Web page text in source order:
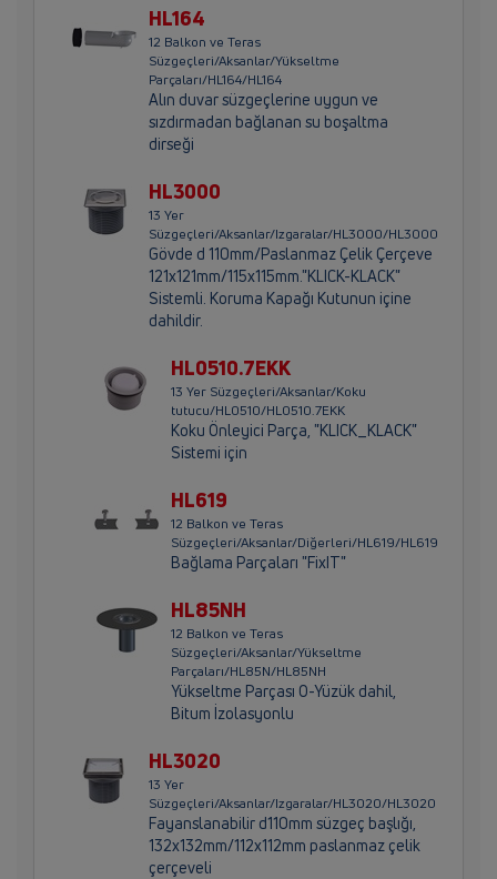
HL164
12 Balkon ve Teras
Süzgeçleri/Aksanlar/Yükseltme
Parçaları/HL164/HL164
Alın duvar süzgeçlerine uygun ve
sızdırmadan bağlanan su boşaltma
dirseği
HL3000
13 Yer
Süzgeçleri/Aksanlar/Izgaralar/HL3000/HL3000
Gövde d 110mm/Paslanmaz Çelik Çerçeve
121x121mm/115x115mm."KLICK-KLACK"
Sistemli. Koruma Kapağı Kutunun içine
dahildir.
HL0510.7EKK
13 Yer Süzgeçleri/Aksanlar/Koku
tutucu/HL0510/HL0510.7EKK
Koku Önleyici Parça, "KLICK_KLACK"
Sistemi için
HL619
12 Balkon ve Teras
Süzgeçleri/Aksanlar/Diğerleri/HL619/HL619
Bağlama Parçaları "FixIT"
HL85NH
12 Balkon ve Teras
Süzgeçleri/Aksanlar/Yükseltme
Parçaları/HL85N/HL85NH
Yükseltme Parçası O-Yüzük dahil,
Bitum İzolasyonlu
HL3020
13 Yer
Süzgeçleri/Aksanlar/Izgaralar/HL3020/HL3020
Fayanslanabilir d110mm süzgeç başlığı,
132x132mm/112x112mm paslanmaz çelik
çerçeveli